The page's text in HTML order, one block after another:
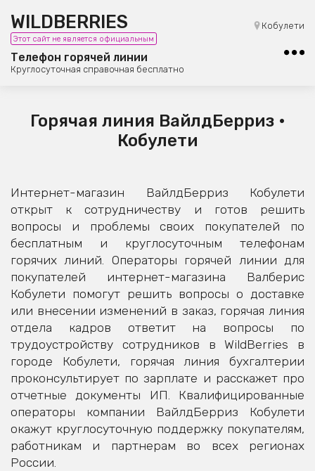
WILDBERRIES
Этот сайт не является официальным
Телефон горячей линии
Круглосуточная справочная бесплатно
Кобулети
8 (800) 101-42-23
Бесплатная юридическая консультация
Горячая линия ВайлдБерриз •
Кобулети
Интернет-магазин ВайлдБерриз Кобулети
открыт к сотрудничеству и готов решить
вопросы и проблемы своих покупателей по
бесплатным и круглосуточным телефонам
горячих линий. Операторы горячей линии для
покупателей интернет-магазина Валберис
Кобулети помогут решить вопросы о доставке
или внесении изменений в заказ, горячая линия
отдела кадров ответит на вопросы по
трудоустройству сотрудников в WildBerries в
городе Кобулети, горячая линия бухгалтерии
проконсультирует по зарплате и расскажет про
отчетные документы ИП. Квалифицированные
операторы компании ВайлдБерриз Кобулети
окажут круглосуточную поддержку покупателям,
работникам и партнерам во всех регионах
России.